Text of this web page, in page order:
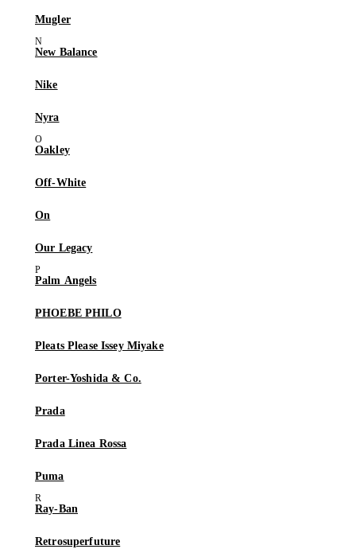
Mugler
New Balance
Nike
Nyra
Oakley
Off-White
On
Our Legacy
Palm Angels
PHOEBE PHILO
Pleats Please Issey Miyake
Porter-Yoshida & Co.
Prada
Prada Linea Rossa
Puma
Ray-Ban
Retrosuperfuture